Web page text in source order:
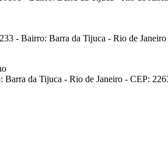
- Bairro: Barra da Tijuca - Rio de
Barra da Tijuca - Rio de Janeiro - CEP: